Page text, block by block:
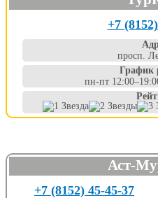
+7
просп.
График
пн-пт
Аст-
+7 (8152) 45-45-37